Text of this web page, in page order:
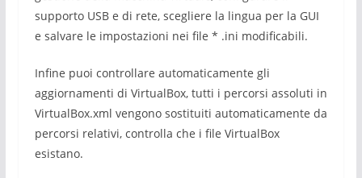
supporto USB e di rete, scegliere la lingua per la GUI
e salvare le impostazioni nei file * .ini modificabili.
Infine puoi controllare automaticamente gli
aggiornamenti di VirtualBox, tutti i percorsi assoluti in
VirtualBox.xml vengono sostituiti automaticamente da
percorsi relativi, controlla che i file VirtualBox
esistano.